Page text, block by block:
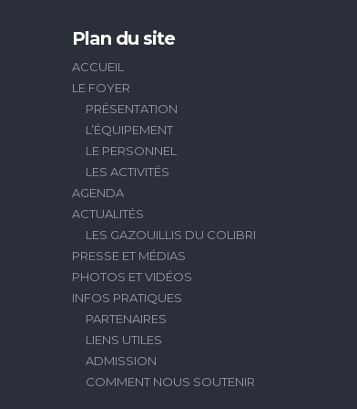
Plan du site
ACCUEIL
LE FOYER
PRÉSENTATION
L’ÉQUIPEMENT
LE PERSONNEL
LES ACTIVITÉS
AGENDA
ACTUALITÉS
LES GAZOUILLIS DU COLIBRI
PRESSE ET MÉDIAS
PHOTOS ET VIDÉOS
INFOS PRATIQUES
PARTENAIRES
LIENS UTILES
ADMISSION
COMMENT NOUS SOUTENIR